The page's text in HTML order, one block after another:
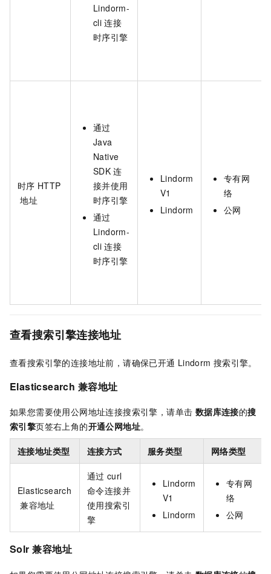
Lindorm-
cli 连接
时序引擎
时序 HTTP
地址
通过
Java
Native
SDK 连
接并使用
时序引擎
通过
Lindorm-
cli 连接
时序引擎
Lindorm
V1
Lindorm
专有网
络
公网
查看搜索引擎连接地址
查看搜索引擎的连接地址前，请确保已开通 Lindorm 搜索引擎。
Elasticsearch 兼容地址
如果您需要使用公网地址连接搜索引擎，请单击 数据库连接的搜
索引擎页签右上角的开通公网地址。
连接地址类型 连接方式 服务类型 网络类型
Elasticsearch
兼容地址
通过 curl
命令连接并
使用搜索引
擎
Lindorm
V1
Lindorm
专有网
络
公网
Solr 兼容地址